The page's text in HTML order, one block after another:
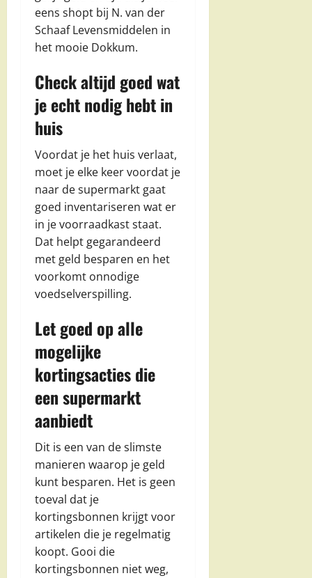
eens shopt bij N. van der
Schaaf Levensmiddelen in
het mooie Dokkum.
Check altijd goed wat
je echt nodig hebt in
huis
Voordat je het huis verlaat,
moet je elke keer voordat je
naar de supermarkt gaat
goed inventariseren wat er
in je voorraadkast staat.
Dat helpt gegarandeerd
met geld besparen en het
voorkomt onnodige
voedselverspilling.
Let goed op alle
mogelijke
kortingsacties die
een supermarkt
aanbiedt
Dit is een van de slimste
manieren waarop je geld
kunt besparen. Het is geen
toeval dat je
kortingsbonnen krijgt voor
artikelen die je regelmatig
koopt. Gooi die
kortingsbonnen niet weg,